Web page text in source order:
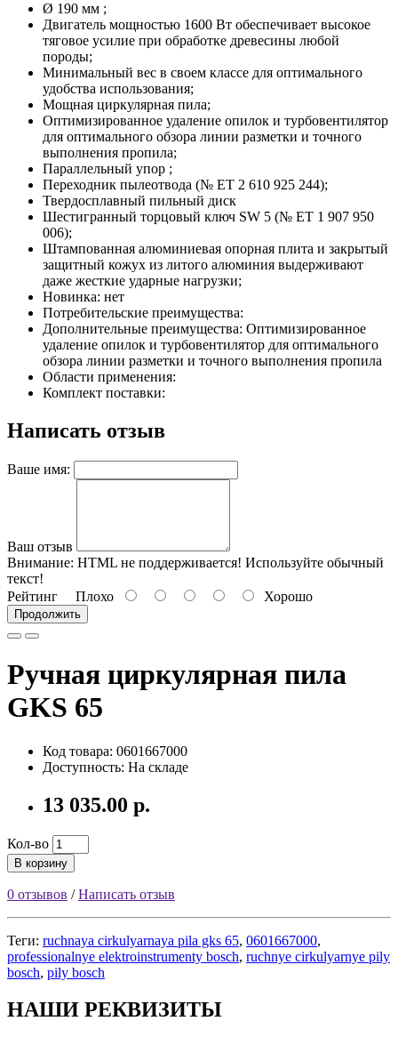
Ø 190 мм ;
Двигатель мощностью 1600 Вт обеспечивает высокое
тяговое усилие при обработке древесины любой
породы;
Минимальный вес в своем классе для оптимального
удобства использования;
Мощная циркулярная пила;
Оптимизированное удаление опилок и турбовентилятор
для оптимального обзора линии разметки и точного
выполнения пропила;
Параллельный упор ;
Переходник пылеотвода (№ ET 2 610 925 244);
Твердосплавный пильный диск
Шестигранный торцовый ключ SW 5 (№ ET 1 907 950
006);
Штампованная алюминиевая опорная плита и закрытый
защитный кожух из литого алюминия выдерживают
даже жесткие ударные нагрузки;
Новинка: нет
Потребительские преимущества:
Дополнительные преимущества: Оптимизированное
удаление опилок и турбовентилятор для оптимального
обзора линии разметки и точного выполнения пропила
Области применения:
Комплект поставки:
Написать отзыв
Ваше имя:
Ваш отзыв
Внимание: HTML не поддерживается! Используйте обычный
текст!
Рейтинг Плохо Хорошо
Продолжить
Ручная циркулярная пила
GKS 65
Код товара: 0601667000
Доступность: На складе
13 035.00 р.
Кол-во
В корзину
0 отзывов /Написать отзыв
Теги: ruchnaya cirkulyarnaya pila gks 65, 0601667000,
professionalnye elektroinstrumenty bosch, ruchnye cirkulyarnye pily
bosch, pily bosch
НАШИ РЕКВИЗИТЫ